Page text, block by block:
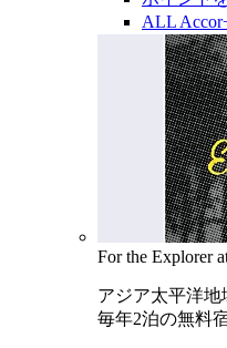
ALL
For the Explorer
アジア太平洋地
毎年2泊の無料